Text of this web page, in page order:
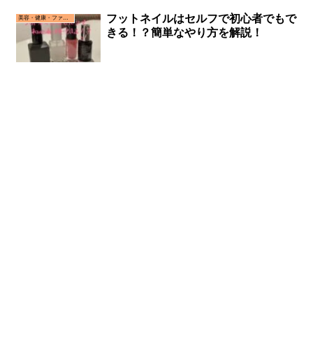
美容・健康・ファッション
フットネイルはセルフで初心者でもで
きる！？簡単なやり方を解説！